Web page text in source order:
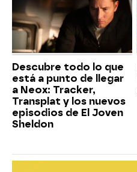
Descubre todo lo que
está a punto de llegar
a Neox: Tracker,
Transplat y los nuevos
episodios de El Joven
Sheldon